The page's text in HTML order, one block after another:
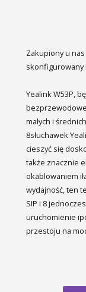
Zakupiony u
skonfigurowany
Yealink W53P,
małych i
8słuchawek
cieszyć się
także znacznie
okablowaniem
wydajność, ten
SIP i 8
uruchomienie
przestoju na